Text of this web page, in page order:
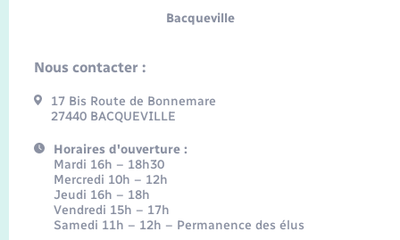
Bacqueville
Nous contacter :
17 Bis Route de Bonnemare
27440 BACQUEVILLE
Horaires d'ouverture :
Mardi 16h – 18h30
Mercredi 10h – 12h
Jeudi 16h – 18h
Vendredi 15h – 17h
Samedi 11h – 12h – Permanence des élus